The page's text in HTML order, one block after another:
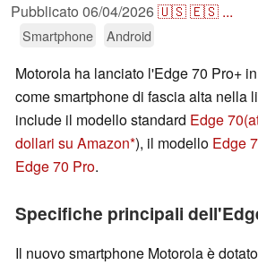
Pubblicato 06/04/2026🇺🇸🇪🇸 ...
Smartphone Android
Motorola ha lanciato l'Edge 70 Pro+
come smartphone di fascia alta nella
include il modello standard Edge 70
dollari su Amazon ), il modello Edge
Edge 70 Pro.
Specifiche principali
Il nuovo smartphone Motorola è